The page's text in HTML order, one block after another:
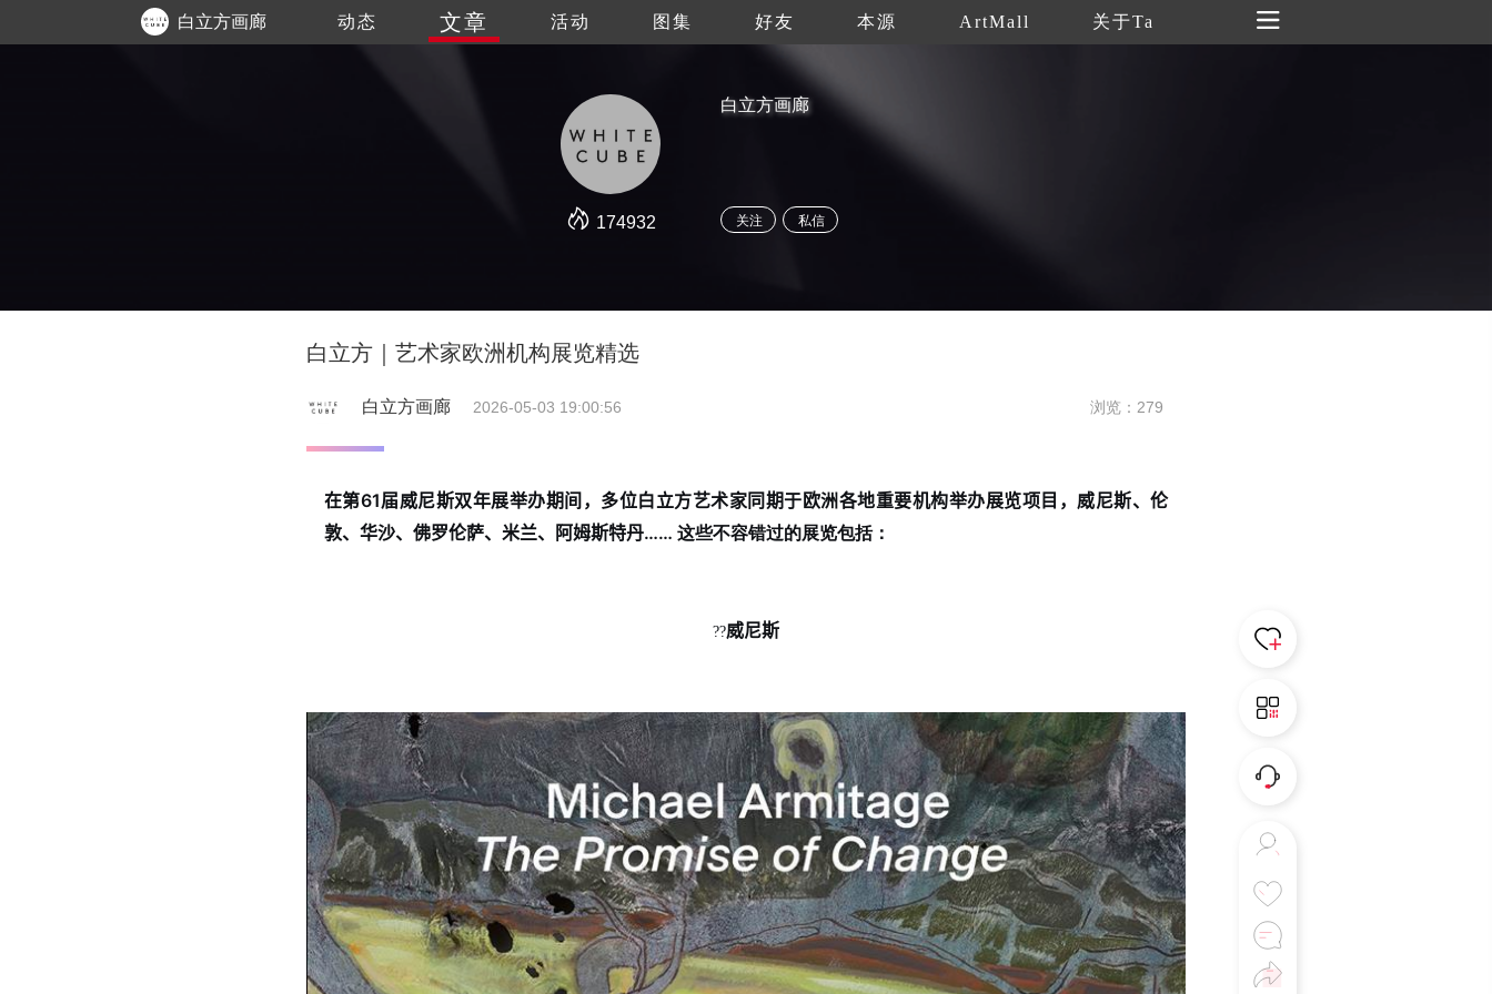
白立方画廊 动态 文章 活动 图集 好友 本源 ArtMall 关于Ta
174932
白立方画廊
关注 私信
白立方｜艺术家欧洲机构展览精选
白立方画廊 2026-05-03 19:00:56 浏览：279
在第61届威尼斯双年展举办期间，多位白立方艺术家同期于欧洲各地重要机构举办展览项目，威尼斯、伦
敦、华沙、佛罗伦萨、米兰、阿姆斯特丹…… 这些不容错过的展览包括：
??威尼斯